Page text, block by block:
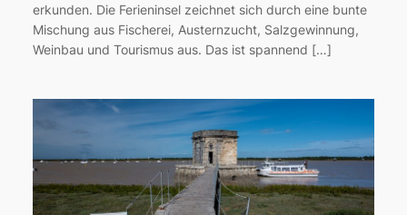
erkunden. Die Ferieninsel zeichnet sich durch eine bunte
Mischung aus Fischerei, Austernzucht, Salzgewinnung,
Weinbau und Tourismus aus. Das ist spannend […]